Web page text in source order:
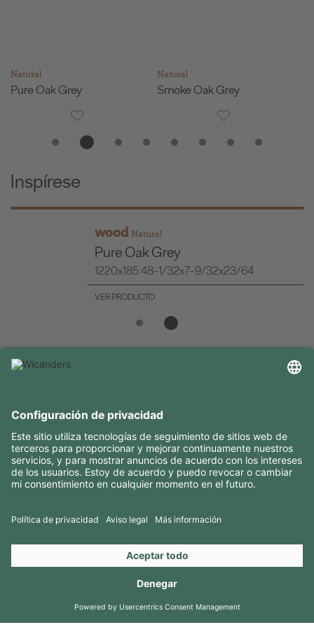
Natural
Smoke Oak Grey
Natural
Ginger Wood Camel
Inspírese
Dakota Oak Brown
1220x185 48-1/32x7-9/
CONTACTOS
SÍGANOS EN
Copyright 2026 © Amorim Cork Solutions. All rights reserved.
byWebcomum